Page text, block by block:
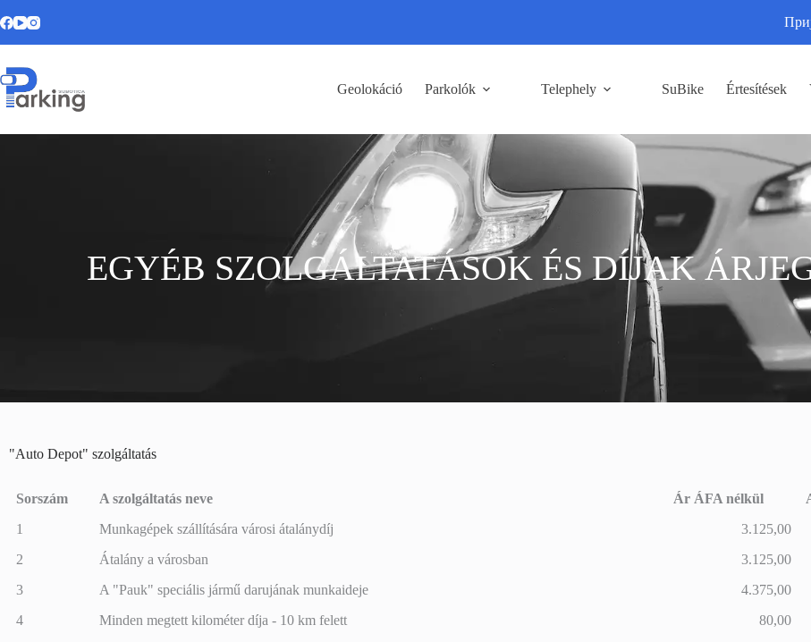
Geolokáció Parkolók Telephely SuBike Értesítések
EGYÉB SZOLGÁLTATÁSOK ÉS DÍJAK
"Auto Depot" szolgáltatás
Sorszám A szolgáltatás neve Ár ÁFA nélkül
Sorszám
A szolgáltatás neve Ár ÁFA nélkül
1 Munkagépek szállítására városi átalánydíj 3.125,00
2
Átalány a városban 3.125,00
3
A "Pauk" speciális jármű darujának munkaideje 4.375,00
4
Minden megtett kilométer díja - 10 km felett 80,00